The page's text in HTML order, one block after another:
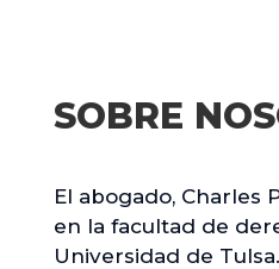
SOBRE
El abogado, Charles
en la facultad de
Universidad de